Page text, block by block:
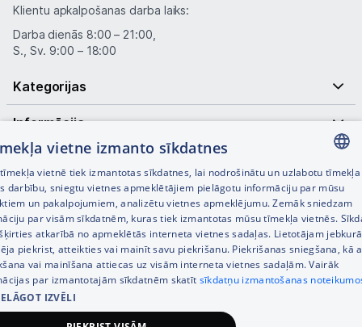
Klientu apkalpošanas darba laiks:
Darba dienās 8:00 – 21:00,
S., Sv. 9:00 – 18:00
Kategorijas
Informācija
Noderīgas saites
© SIA Tet 2026 -
LATVIAN
RUSSIAN
ENGLISH
vietne izmanto sīkdatnes
vietnē tiek izmantotas sīkdatnes, lai nodrošinātu un uzlabotu tīmekļa
darbību, sniegtu vietnes apmeklētājiem pielāgotu informāciju par mūsu
un pakalpojumiem, analizētu vietnes apmeklējumu. Zemāk sniedzam
par visām sīkdatnēm, kuras tiek izmantotas mūsu tīmekļa vietnēs.
atkarībā no apmeklētās interneta vietnes sadaļas. Lietotājam
piekrist, atteikties vai mainīt savu piekrišanu. Piekrišanas sniegšana, kā
vai mainīšana attiecas uz visām interneta vietnes sadaļām. Vairāk
par izmantotajām sīkdatnēm skatīt sīkdatņu izmantošanas
IZVĒLI